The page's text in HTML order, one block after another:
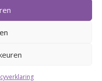
medische reden.
Communication